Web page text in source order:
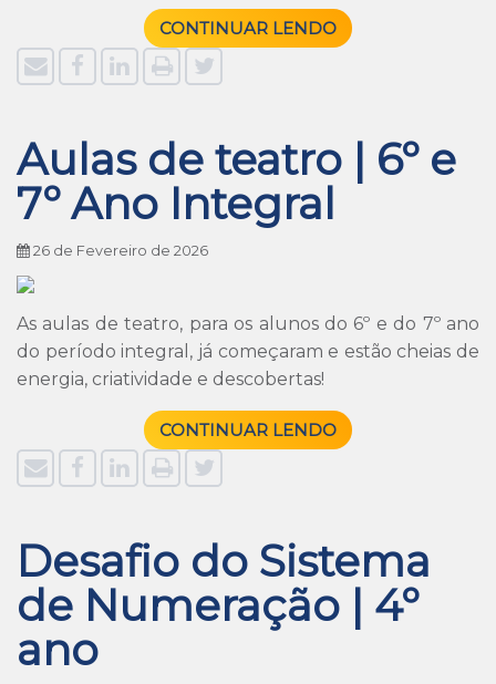
CONTINUAR LENDO
Aulas de teatro | 6º e
7º Ano Integral
26 de Fevereiro de 2026
As aulas de teatro, para os alunos do 6º e do 7º ano
do período integral, já começaram e estão cheias de
energia, criatividade e descobertas!
CONTINUAR LENDO
Desafio do Sistema
de Numeração | 4º
ano